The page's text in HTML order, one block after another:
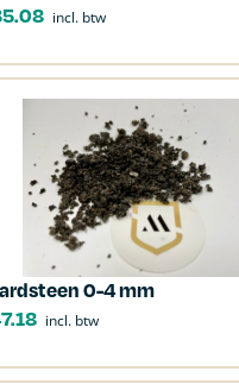
incl. btw
0-4 mm
incl. btw